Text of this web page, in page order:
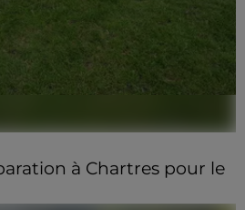
à Chartres pour le